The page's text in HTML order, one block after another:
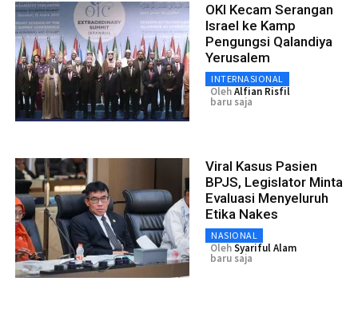
OKI Kecam Serangan
Israel ke Kamp
Pengungsi Qalandiya
Yerusalem
INTERNASIONAL
OlehAlfian Risfil
baru saja
Viral Kasus Pasien
BPJS, Legislator Minta
Evaluasi Menyeluruh
Etika Nakes
NASIONAL
OlehSyariful Alam
baru saja